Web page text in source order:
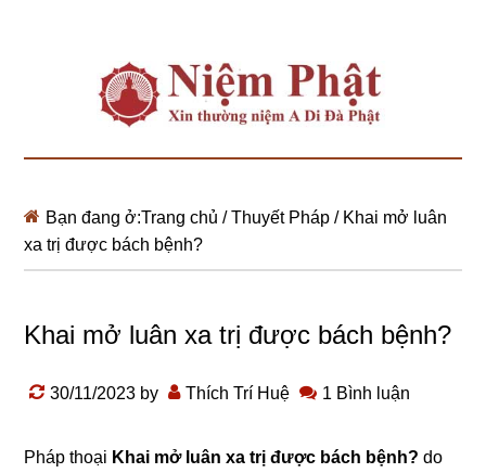
Bạn đang ở:Trang chủ / Thuyết Pháp /Khai mở luân
xa trị được bách bệnh?
Khai mở luân xa trị được bách bệnh?
30/11/2023 by Thích Trí Huệ 1 Bình luận
Pháp thoại Khai mở luân xa trị được bách bệnh? do